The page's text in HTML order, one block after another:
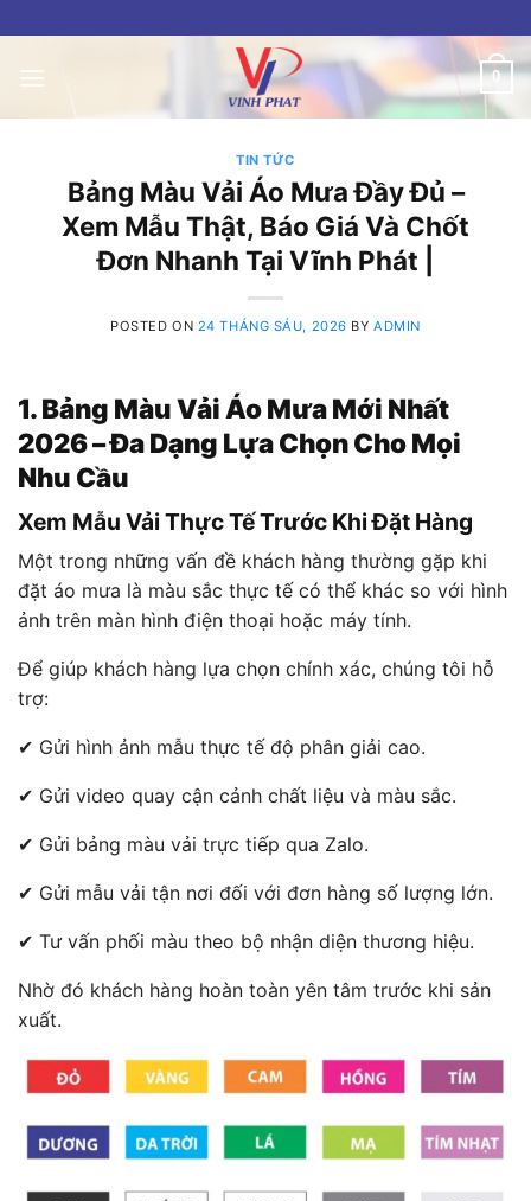
to
content
0
TIN TỨC
Bảng Màu Vải Áo Mưa Đầy Đủ –
Xem Mẫu Thật, Báo Giá Và Chốt
Đơn Nhanh Tại Vĩnh Phát |
POSTED ON 24 THÁNG SÁU, 2026 BYADMIN
1. Bảng Màu Vải Áo Mưa Mới Nhất
2026 – Đa Dạng Lựa Chọn Cho Mọi
Nhu Cầu
Xem Mẫu Vải Thực Tế Trước Khi Đặt Hàng
Một trong những vấn đề khách hàng thường gặp khi
đặt áo mưa là màu sắc thực tế có thể khác so với hình
ảnh trên màn hình điện thoại hoặc máy tính.
Để giúp khách hàng lựa chọn chính xác, chúng tôi hỗ
trợ:
✔ Gửi hình ảnh mẫu thực tế độ phân giải cao.
✔ Gửi video quay cận cảnh chất liệu và màu sắc.
✔ Gửi bảng màu vải trực tiếp qua Zalo.
✔ Gửi mẫu vải tận nơi đối với đơn hàng số lượng lớn.
✔ Tư vấn phối màu theo bộ nhận diện thương hiệu.
Nhờ đó khách hàng hoàn toàn yên tâm trước khi sản
xuất.